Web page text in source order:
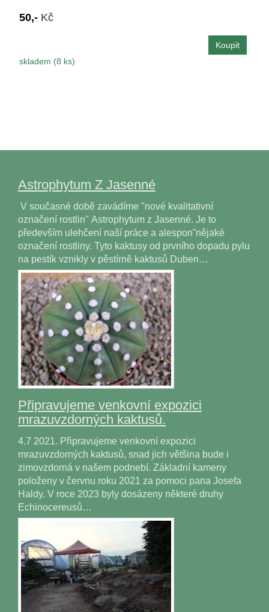
50,- Kč
skladem (8 ks)
Astrophytum Z Jasenné
V současné době zavádíme "nové kvalitativní
označení rostlin" Astrophytum z Jasenné. Je to
především ulehčení naší práce a alesponˇnějaké
označení rostliny. Tyto kaktusy od prvního dopadu pylu
na pestík vznikly v pěstírně kaktusů Duben…
Připravujeme venkovní expozici
mrazuvzdorných kaktusů.
4.7 2021. Připravujeme venkovní expozici
mrazuvzdorných kaktusů, snad jich většina bude i
zimovzdorná v našem podnebí. Základní kameny
položeny v červnu roku 2021 za pomoci pana Josefa
Haldy. V roce 2023 byly dosázeny některé druhy
Echinocereusů…